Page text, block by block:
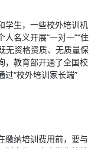
学生，一些校外培训机
名义开展“一对一”“住
无资格资质、无质量保
，教育部开通了全国校
“校外培训家长端”
缴纳培训费用前，要与